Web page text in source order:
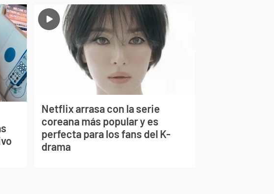
Netflix arrasa con la serie
coreana más popular y es
perfecta para los fans del K-
drama